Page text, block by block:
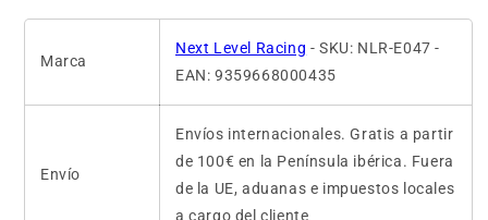
Marca
Next Level Racing - SKU: NLR-E047 -
EAN: 9359668000435
Envío
Envíos internacionales. Gratis a partir
de 100€ en la Península ibérica. Fuera
de la UE, aduanas e impuestos locales
a cargo del cliente